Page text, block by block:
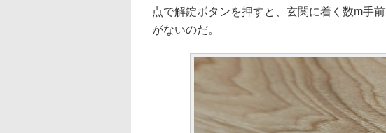
点で解錠ボタンを押すと、玄関に着く数m手
がないのだ。